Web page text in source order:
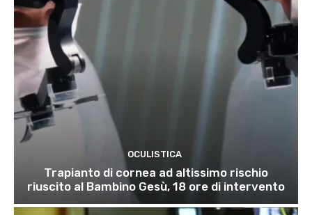
OCULISTICA
Trapianto di cornea ad altissimo rischio
riuscito al Bambino Gesù, 18 ore di intervento